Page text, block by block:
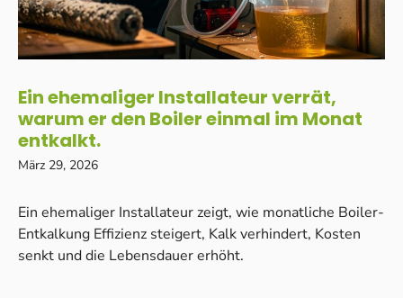
Ein ehemaliger Installateur verrät,
warum er den Boiler einmal im Monat
entkalkt.
März 29, 2026
Ein ehemaliger Installateur zeigt, wie monatliche Boiler-
Entkalkung Effizienz steigert, Kalk verhindert, Kosten
senkt und die Lebensdauer erhöht.